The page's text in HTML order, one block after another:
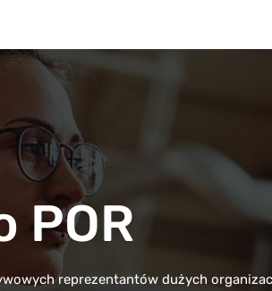
POR
reprezentantów dużych